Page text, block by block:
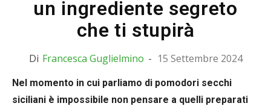
un ingrediente segreto
che ti stupirà
Di Francesca Guglielmino - 15 Settembre 2024
Nel momento in cui parliamo di pomodori secchi
siciliani è impossibile non pensare a quelli preparati